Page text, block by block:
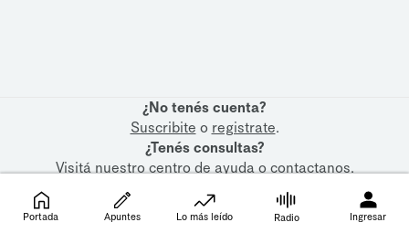
¿No tenés cuenta?
Suscribite o registrate.
¿Tenés consultas?
Visitá nuestrocentro de ayudaocontactanos.
Portada Apuntes Lo más leído Radio Ingresar